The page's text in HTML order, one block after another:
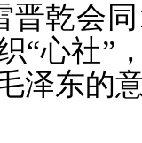
晋乾会
“心社”
泽东的